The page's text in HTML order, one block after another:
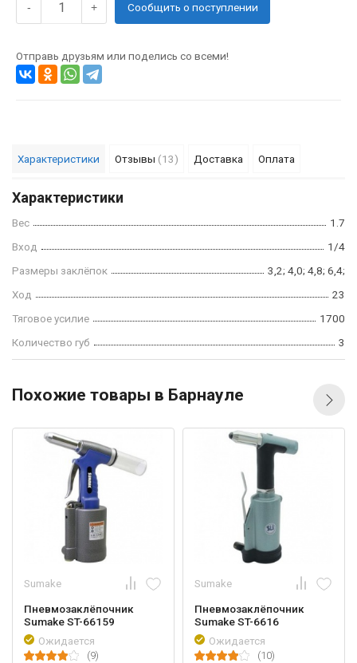
- + Сообщить о поступлении
Отправь друзьям или поделись со всеми!
Характеристики Отзывы (13) Доставка Оплата
Характеристики
Вес
1.7
Вход
1/4
Размеры заклёпок
3,2; 4,0; 4,8; 6,4;
Ход
23
Тяговое усилие
1700
Количество губ
3
Похожие товары в Барнауле
Sumake
Пневмозаклёпочник
Sumake ST-66159
Ожидается
(9)
Sumake
Пневмозаклёпочник
Sumake ST-6616
Ожидается
(10)